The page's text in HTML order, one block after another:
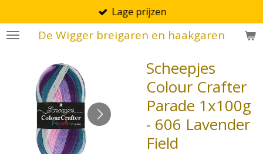
direct
naar
hoofdinhoud
De Wigger breigaren en haakgaren
Lage prijzen
Scheepjes
Colour Crafter
Parade 1x100g
- 606 Lavender
Field